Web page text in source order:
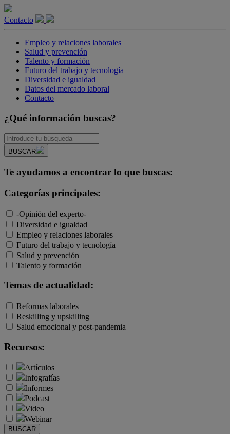
Contacto
Empleo y relaciones laborales
Salud y prevención
Talento y formación
Futuro del trabajo y tecnología
Diversidad e igualdad
Datos del mercado laboral
Contacto
¿Qué información buscas?
BUSCAR
Te ayudamos a encontrar lo que buscas:
Categorías principales:
-Opinión del experto-
Diversidad e igualdad
Empleo y relaciones laborales
Futuro del trabajo y tecnología
Salud y prevención
Talento y formación
Temas de actualidad:
Reformas laborales
Reskilling y upskilling
Salud emocional y post-pandemia
Recursos:
Artículos
Infografías
Informes
Podcast
Video
Webinar
BUSCAR